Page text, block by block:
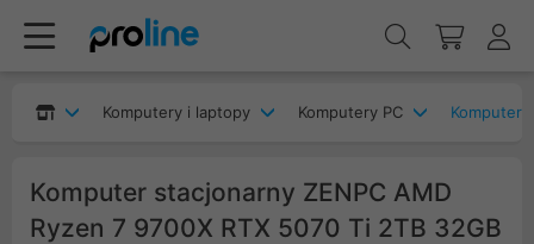
Komputery i laptopy Komputery PC
Komputer stacjonarny ZENPC AMD
Ryzen 7 9700X RTX 5070 Ti 2TB 32GB